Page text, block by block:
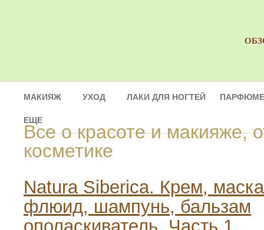
МАКИЯЖ УХОД ЛАКИ ДЛЯ НОГТЕЙ
ЕЩЕ
Все о красоте и макияже,
косметике
Natura Siberica. Крем,
флюид, шампунь, бальзам